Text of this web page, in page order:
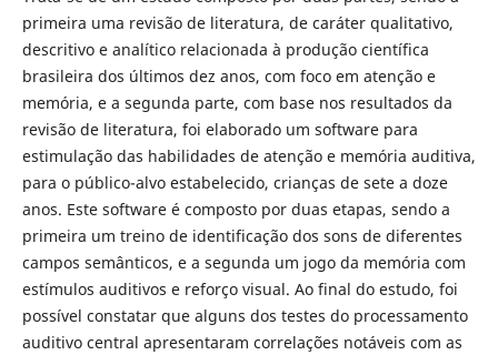
primeira uma revisão de literatura, de caráter qualitativo,
descritivo e analítico relacionada à produção científica
brasileira dos últimos dez anos, com foco em atenção e
memória, e a segunda parte, com base nos resultados da
revisão de literatura, foi elaborado um software para
estimulação das habilidades de atenção e memória auditiva,
para o público-alvo estabelecido, crianças de sete a doze
anos. Este software é composto por duas etapas, sendo a
primeira um treino de identificação dos sons de diferentes
campos semânticos, e a segunda um jogo da memória com
estímulos auditivos e reforço visual. Ao final do estudo, foi
possível constatar que alguns dos testes do processamento
auditivo central apresentaram correlações notáveis com as